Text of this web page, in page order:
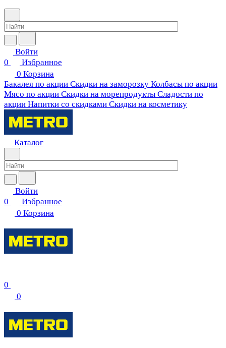
Войти
0
Избранное
0 Корзина
Бакалея по акции Скидки на заморозку Колбасы по акции
Мясо по акции Скидки на морепродукты Сладости по
акции Напитки со скидками Скидки на косметику
Каталог
Войти
0
Избранное
0 Корзина
0
0